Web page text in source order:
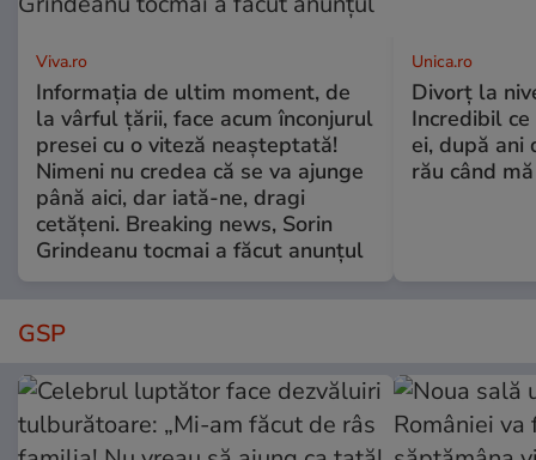
Viva.ro
Informația de ultim moment, de
la vârful țării, face acum înconjurul
presei cu o viteză neașteptată!
Nimeni nu credea că se va ajunge
până aici, dar iată-ne, dragi
cetățeni. Breaking news, Sorin
Grindeanu tocmai a făcut anunțul
Unica.ro
Divorț la
Incredibil
ei, după ani
rău când
GSP